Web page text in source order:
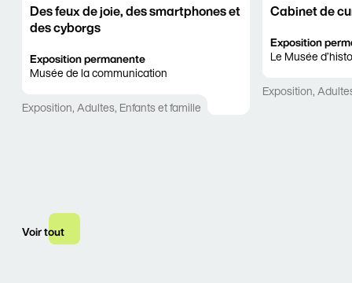
Des feux de joie, des smartphones et
des cyborgs
Exposition permanente
Musée de la communication
Exposition,Adultes, Enfants et famille
Cabinet de
Exposition
Le Musée
Exposition,
Voir tout